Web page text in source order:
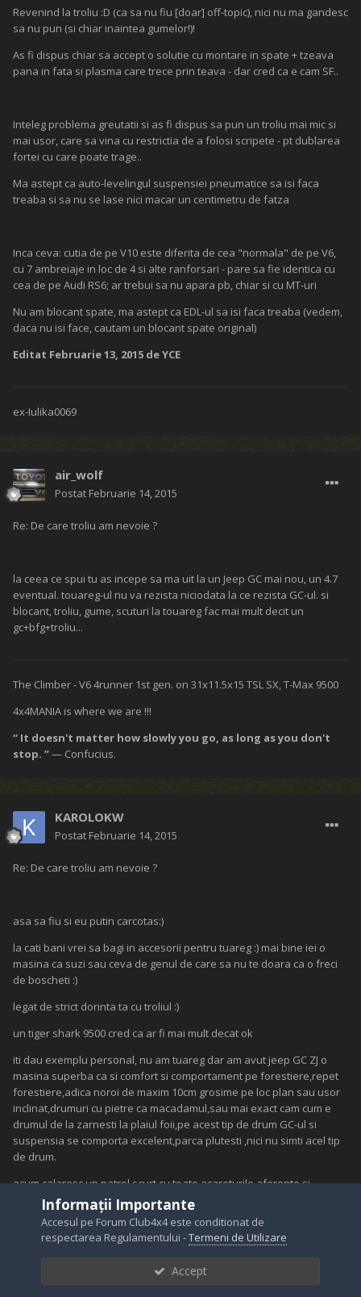
Revenind la troliu :D (ca sa nu fiu [doar] off-topic), nici nu ma gandesc
sa nu pun (si chiar inaintea gumelor!)!
As fi dispus chiar sa accept o solutie cu montare in spate + tzeava
pana in fata si plasma care trece prin teava - dar cred ca e cam SF..
Inteleg problema greutatii si as fi dispus sa pun un troliu mai mic si
mai usor, care sa vina cu restrictia de a folosi scripete - pt dublarea
fortei cu care poate trage..
Ma astept ca auto-levelingul suspensiei pneumatice sa isi faca
treaba si sa nu se lase nici macar un centimetru de fatza
Inca ceva: cutia de pe V10 este diferita de cea "normala" de pe V6,
cu 7 ambreiaje in loc de 4 si alte ranforsari - pare sa fie identica cu
cea de pe Audi RS6; ar trebui sa nu apara pb, chiar si cu MT-uri
Nu am blocant spate, ma astept ca EDL-ul sa isi faca treaba (vedem,
daca nu isi face, cautam un blocant spate original)
Editat Februarie 13, 2015 de YCE
ex-Iulika0069
air_wolf
Postat Februarie 14, 2015
Re: De care troliu am nevoie ?
la ceea ce spui tu as incepe sa ma uit la un Jeep GC mai nou, un 4.7
eventual. touareg-ul nu va rezista niciodata la ce rezista GC-ul. si
blocant, troliu, gume, scuturi la touareg fac mai mult decit un
gc+bfg+troliu...
The Climber - V6 4runner 1st gen. on 31x11.5x15 TSL SX, T-Max 9500
4x4MANIA is where we are !!!
“ It doesn't matter how slowly you go, as long as you don't
stop. ”— Confucius.
KAROLOKW
Postat Februarie 14, 2015
Re: De care troliu am nevoie ?
asa sa fiu si eu putin carcotas:)
la cati bani vrei sa bagi in accesorii pentru tuareg :) mai bine iei o
masina ca suzi sau ceva de genul de care sa nu te doara ca o freci
de boscheti :)
legat de strict dorinta ta cu troliul :)
un tiger shark 9500 cred ca ar fi mai mult decat ok
iti dau exemplu personal, nu am tuareg dar am avut jeep GC ZJ o
masina superba ca si comfort si comportament pe forestiere,repet
forestiere,adica noroi de maxim 10cm grosime pe loc plan sau usor
inclinat,drumuri cu pietre ca macadamul,sau mai exact cam cum e
drumul de la zarnesti la plaiul foii,pe acest tip de drum GC-ul si
suspensia se comporta excelent,parca plutesti ,nici nu simti acel tip
de drum.
acum calaresc un patrol scurt cu toate acareturile aferente,si
inafara ca am folosit troliul la o iesire unde clar era de troliu si am
mai scos pe unul sau altul din sant,de aproape un an la altceva nu
am folosit troliul :) car cu mine un tmax 9500pew adica trebuie sa te
gandesti daca vrei mereu sa plimbi dupa tine acele 35kg de troliu :)
Informații Importante
Accesul pe Forum Club4x4 este conditionat de
respectarea Regulamentului -Termeni de Utilizare
Accept